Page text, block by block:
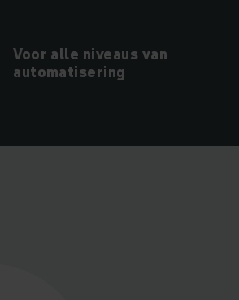
Voor alle niveaus van
automatisering